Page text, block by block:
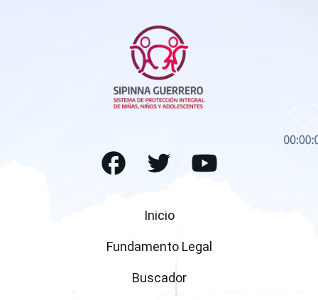
Facebook(open a new window)
Twitter(open a new
Youtube
Inicio
Fundamento Legal
Buscador